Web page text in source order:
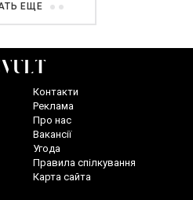
ЕЩЕ
Контакти
Реклама
Про нас
Вакансії
Угода
Правила спілкування
Карта сайта